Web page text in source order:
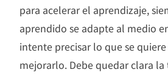
para acelerar el aprendizaje,
aprendido se adapte al medio
intente precisar lo que se
mejorarlo. Debe quedar clara la